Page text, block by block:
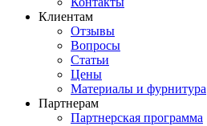
Клиентам
Отзывы
Вопросы
Статьи
Цены
Материалы и фурнитура
Партнерам
Партнерская программа